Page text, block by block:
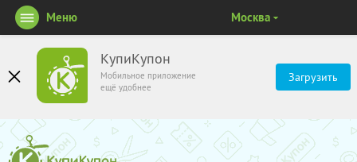
КупиКупон
Мобильное приложение
ещё удобнее
Загрузить
Меню Москва